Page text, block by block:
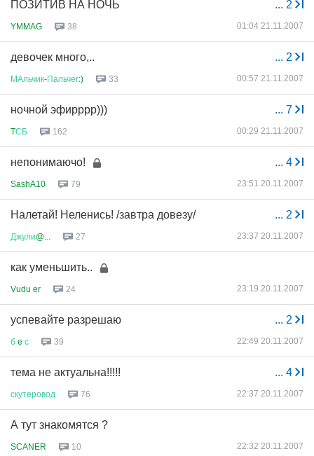
... 2
ПОЗИТИВ НА НОЧЬ
YMMAG 38 01:04 21.11.2007
... 2
девочек много,..
МАльчик-Пальчег:) 33 00:57 21.11.2007
... 7
ночной эфирррр)))
TСБ 162 00:29 21.11.2007
... 4
непонимаючо!
SashA10 79 23:51 20.11.2007
... 2
Налетай! Неленись! /завтра довезу/
Джули@... 27 23:37 20.11.2007
как уменьшить..
Vudu er 24 23:19 20.11.2007
... 2
успевайте разрешаю
б e с 39 22:49 20.11.2007
... 4
тема не актуальна!!!!!
скутеровод 76 22:37 20.11.2007
А тут знакомятся ?
SCANER 10 22:32 20.11.2007